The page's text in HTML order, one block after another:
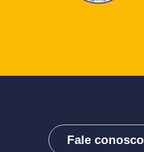
Fale conosco